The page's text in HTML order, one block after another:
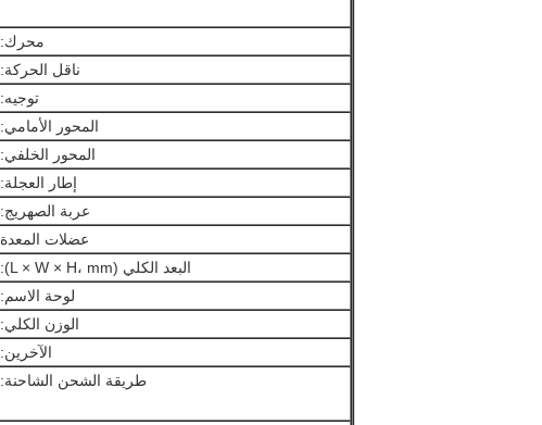
محرك:
ناقل الحركة:
توجيه:
المحور الأمامي:
المحور الخلفي:
إطار العجلة:
عربة الصهريج:
عضلات المعدة
البعد الكلي (L × W × H، mm):
لوحة الاسم:
الوزن الكلي:
الآخرين:
طريقة الشحن الشاحنة: